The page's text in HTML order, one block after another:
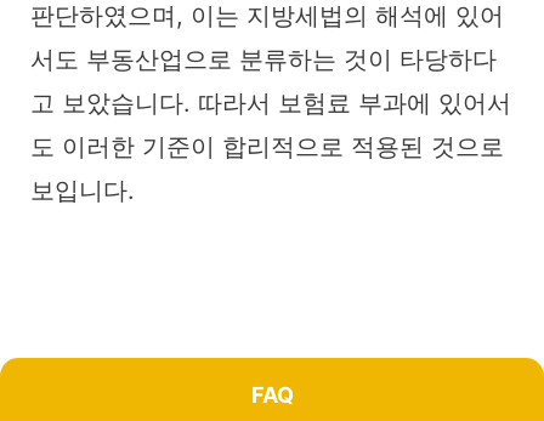
판단하였으며, 이는 지방세법의 해석에 있어
서도 부동산업으로 분류하는 것이 타당하다
고 보았습니다. 따라서 보험료 부과에 있어서
도 이러한 기준이 합리적으로 적용된 것으로
보입니다.
FAQ